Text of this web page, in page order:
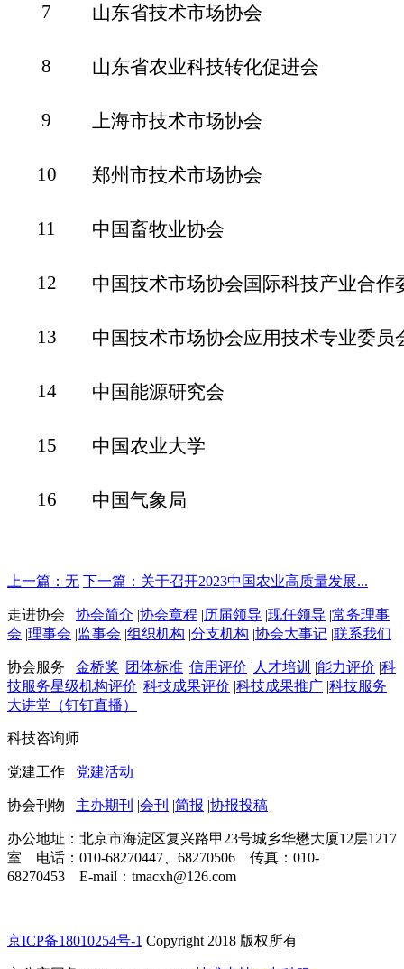
7 山东省技术市场协会
8 山东省农业科技转化促进会
9 上海市技术市场协会
10 郑州市技术市场协会
11 中国畜牧业协会
12 中国技术市场协会国际科技产业合作
13 中国技术市场协会应用技术专业委员
14 中国能源研究会
15 中国农业大学
16 中国气象局
上一篇：无 下一篇：关于召开2023中国农业高质量发展...
走进协会 协会简介 |协会章程 |历届领导 |现任领导 |常务理事
会 |理事会 |监事会 |组织机构 |分支机构 |协会大事记 |联系我们
协会服务 金桥奖 |团体标准 |信用评价 | 人才培训 |能力评价 |科
技服务星级机构评价 |科技成果评价 |科技成果推广 |科技服务
大讲堂（钉钉直播）
科技咨询师
党建工作 党建活动
协会刊物 主办期刊 |会刊 |简报 |协报投稿
办公地址：北京市海淀区复兴路甲23号城乡华懋大厦12层1217
室 电话：010-68270447、68270506 传真：010-
68270453 E-mail：tmacxh@126.com
京ICP备18010254号-1 Copyright 2018 版权所有